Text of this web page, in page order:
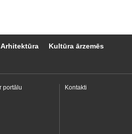
Arhitektūra Kultūra ārzemēs
portālu Kontakti